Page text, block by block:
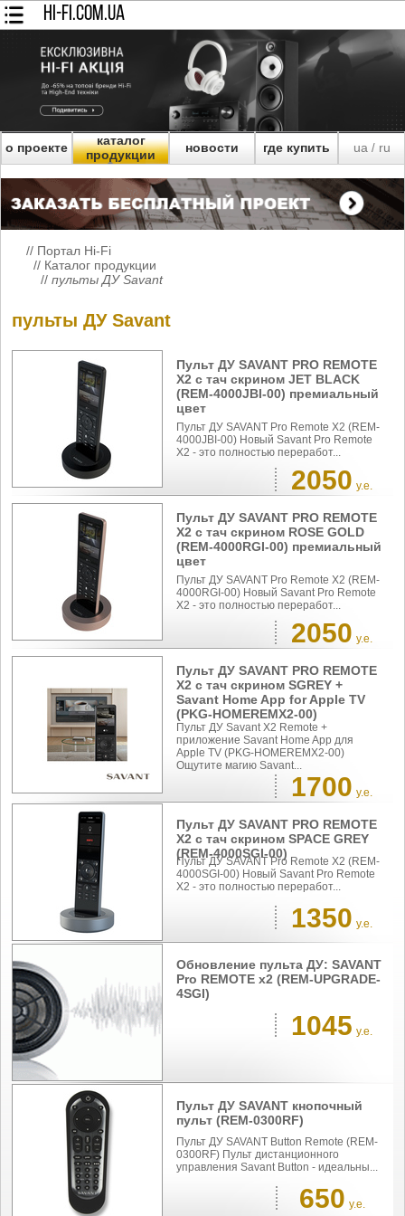
HI-FI.COM.UA
о проекте
каталог
продукции
новости где купить ua/ ru
// Портал Hi-Fi
// Каталог продукции
// пульты ДУ Savant
пульты ДУ Savant
Пульт ДУ SAVANT PRO REMOTE
X2 с тач скрином JET BLACK
(REM-4000JBI-00) премиальный
цвет
Пульт ДУ SAVANT Pro Remote X2 (REM-
4000JBI-00) Новый Savant Pro Remote
X2 - это полностью переработ...
2050 у.е.
Пульт ДУ SAVANT PRO REMOTE
X2 с тач скрином ROSE GOLD
(REM-4000RGI-00) премиальный
цвет
Пульт ДУ SAVANT Pro Remote X2 (REM-
4000RGI-00) Новый Savant Pro Remote
X2 - это полностью переработ...
2050 у.е.
Пульт ДУ SAVANT PRO REMOTE
X2 с тач скрином SGREY +
Savant Home App for Apple TV
(PKG-HOMEREMX2-00)
Пульт ДУ Savant X2 Remote +
приложение Savant Home App для
Apple TV (PKG-HOMEREMX2-00)
Ощутите магию Savant...
1700 у.е.
Пульт ДУ SAVANT PRO REMOTE
X2 с тач скрином SPACE GREY
(REM-4000SGI-00)
Пульт ДУ SAVANT Pro Remote X2 (REM-
4000SGI-00) Новый Savant Pro Remote
X2 - это полностью переработ...
1350 у.е.
Обновление пульта ДУ: SAVANT
Pro REMOTE x2 (REM-UPGRADE-
4SGI)
1045 у.е.
Пульт ДУ SAVANT кнопочный
пульт (REM-0300RF)
Пульт ДУ SAVANT Button Remote (REM-
0300RF) Пульт дистанционного
управления Savant Button - идеальны...
650 у.е.